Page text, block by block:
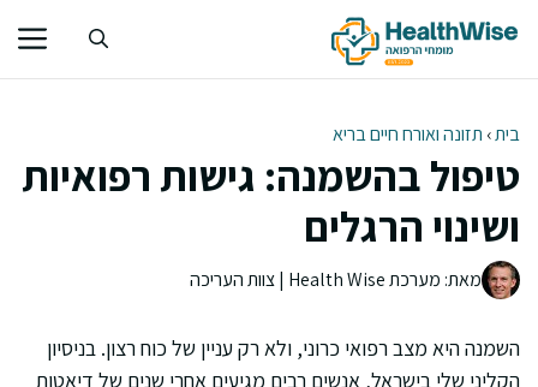
לתוכן
בית› תזונה ואורח חיים בריא
טיפול בהשמנה: גישות רפואיות
ושינוי הרגלים
מאת: מערכת Health Wise | צוות העריכה
השמנה היא מצב רפואי כרוני, ולא רק עניין של כוח רצון. בניסיון
הקליני שלי בישראל, אנשים רבים מגיעים אחרי שנים של דיאטות